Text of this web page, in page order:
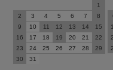
1
2
3 4 5 6 7
8
9
10 11 12 13 14
15
16
17 18 19 20 21
22
23
24 25 26 27 28
29
30
31